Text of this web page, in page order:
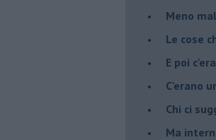
​Meno
​Le cose
​E poi
​C'erano
​Chi ci
​Ma